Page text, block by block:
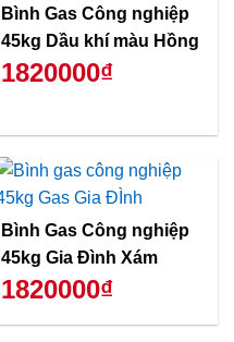
Bình Gas Công nghiệp
45kg Dầu khí màu Hồng
1820000₫
Bình Gas Công nghiệp
45kg Gia Đình Xám
1820000₫